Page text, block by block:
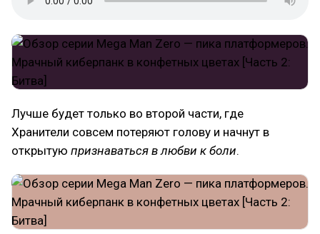
Лучше будет только во второй части, где
Хранители совсем потеряют голову и начнут в
открытую признаваться в любви к боли.